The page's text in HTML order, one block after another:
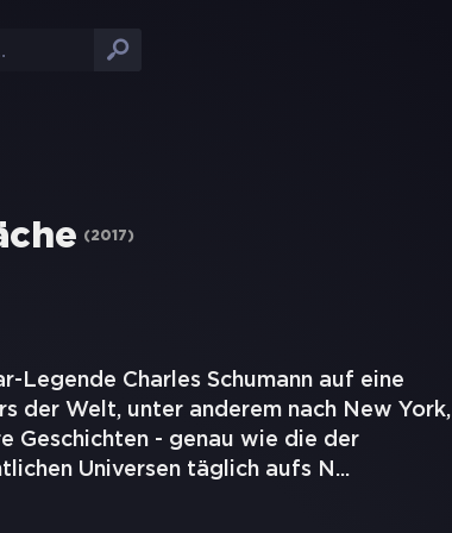
(2017)
Legende Charles Schumann auf eine
der Welt, unter anderem nach New York,
Geschichten - genau wie die der
Universen täglich aufs N ...